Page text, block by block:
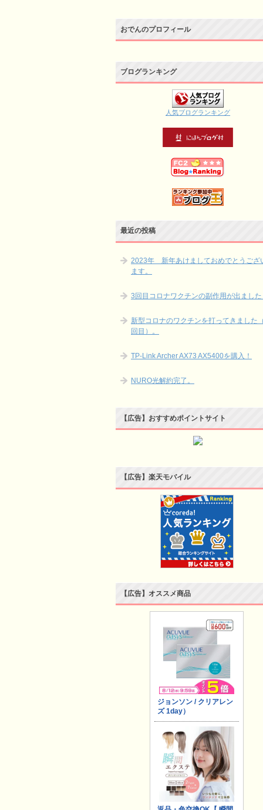
おでんのプロフィール
ブログランキング
人気ブログランキング
最近の投稿
2023年 新年あけましておめでとうござ
ます。
3回目コロナワクチンの副作用が出まし
新型コロナのワクチンを打ってきました
回目）。
TP-Link Archer AX73 AX5400を購入！
NURO光解約完了。
【広告】おすすめポイントサイト
【広告】楽天モバイル
【広告】オススメ商品